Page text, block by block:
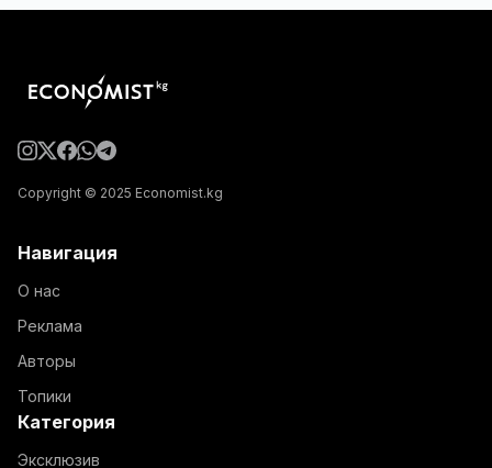
Copyright © 2025 Economist.kg
Навигация
О нас
Реклама
Авторы
Топики
Категория
Эксклюзив